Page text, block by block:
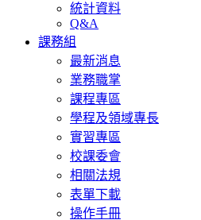
統計資料
Q&A
課務組
最新消息
業務職掌
課程專區
學程及領域專長
實習專區
校課委會
相關法規
表單下載
操作手冊